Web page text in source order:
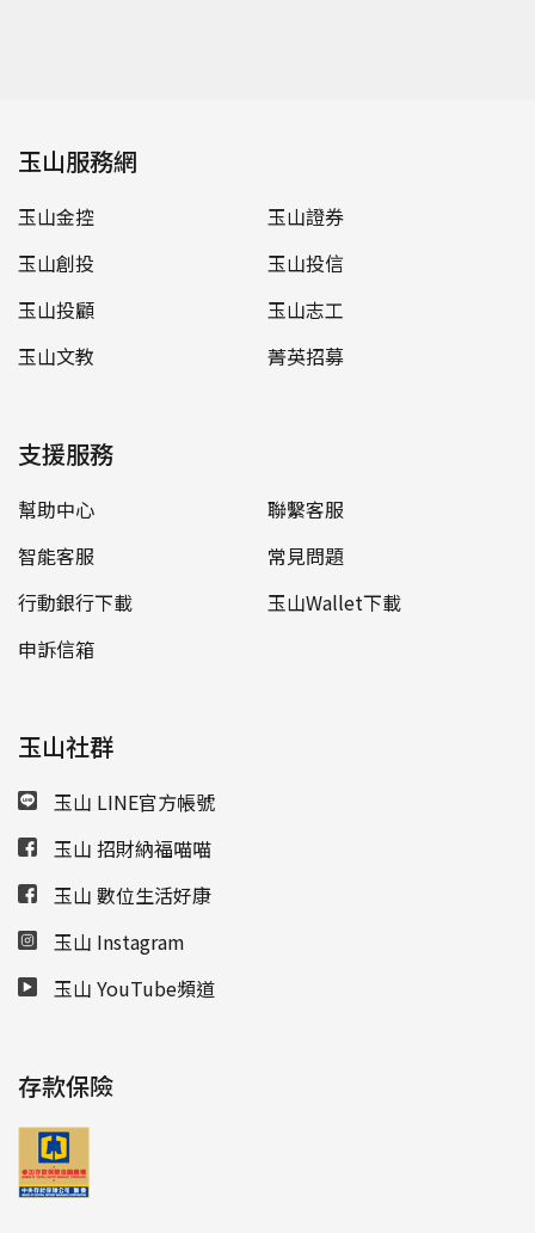
玉山服務網
玉山金控
玉山證券
玉山創投
玉山投信
玉山投顧
玉山志工
玉山文教
菁英招募
支援服務
幫助中心
聯繫客服
智能客服
常見問題
行動銀行下載
玉山Wallet下載
申訴信箱
玉山社群
玉山 LINE官方帳號
玉山 招財納福喵喵
玉山 數位生活好康
玉山 Instagram
玉山 YouTube頻道
存款保險